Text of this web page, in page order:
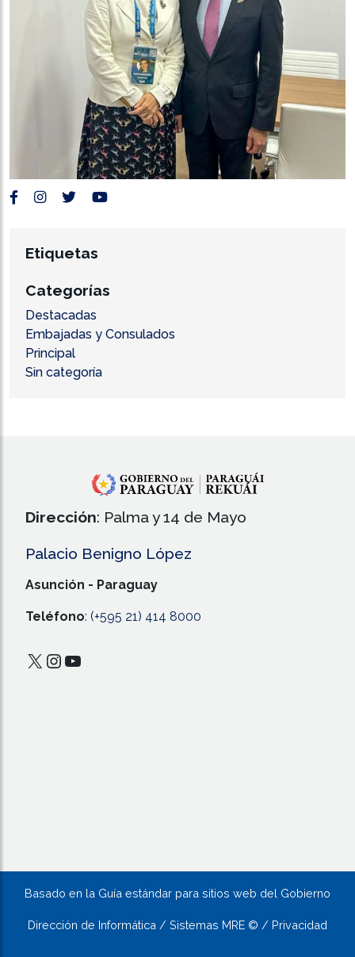
Etiquetas
Categorías
Destacadas
Embajadas y Consulados
Principal
Sin categoría
Dirección: Palma y 14 de Mayo
Palacio Benigno López
Asunción - Paraguay
Teléfono: (+595 21) 414 8000
X Instagram
YouTube
Basado en la Guía estándar para sitios web del Gobierno
Dirección de Informática / Sistemas MRE © / Privacidad